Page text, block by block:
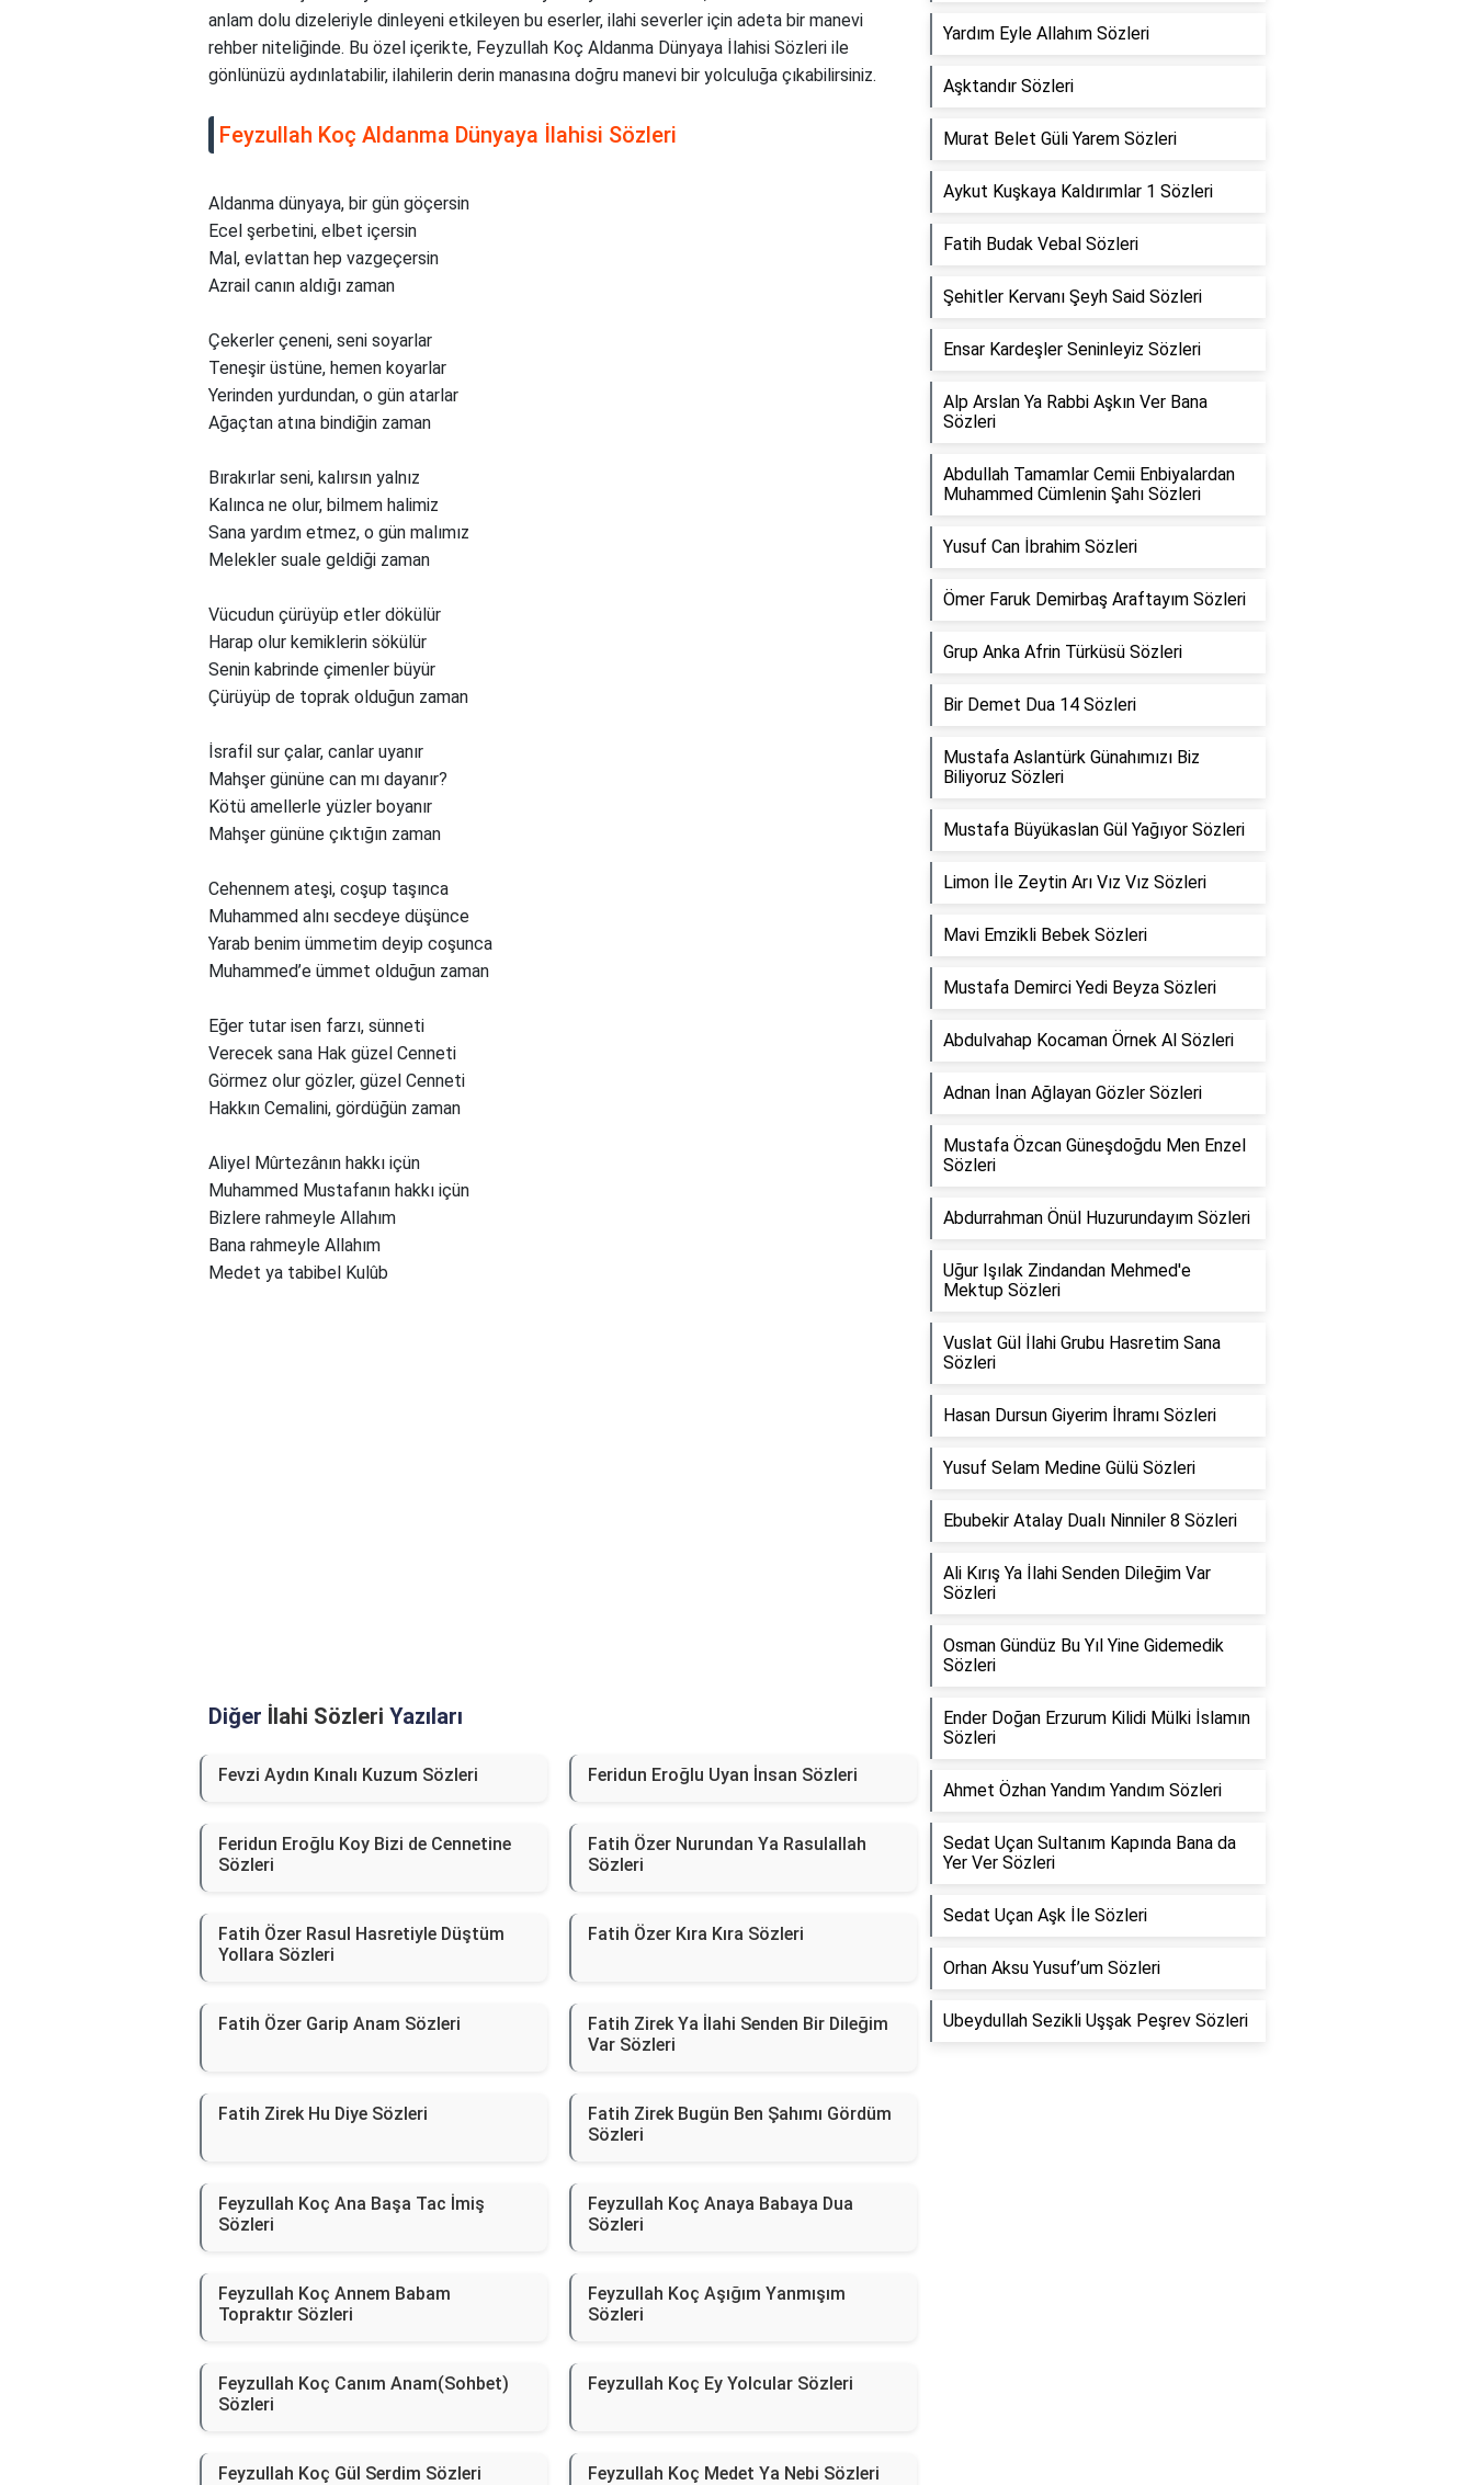
anlam dolu dizeleriyle dinleyeni etkileyen bu eserler, ilahi severler için adeta bir manevi
rehber niteliğinde. Bu özel içerikte, Feyzullah Koç Aldanma Dünyaya İlahisi Sözleri ile
gönlünüzü aydınlatabilir, ilahilerin derin manasına doğru manevi bir yolculuğa çıkabilirsiniz.
Feyzullah Koç Aldanma Dünyaya İlahisi Sözleri
Aldanma dünyaya, bir gün göçersin
Ecel şerbetini, elbet içersin
Mal, evlattan hep vazgeçersin
Azrail canın aldığı zaman
Çekerler çeneni, seni soyarlar
Teneşir üstüne, hemen koyarlar
Yerinden yurdundan, o gün atarlar
Ağaçtan atına bindiğin zaman
Bırakırlar seni, kalırsın yalnız
Kalınca ne olur, bilmem halimiz
Sana yardım etmez, o gün malımız
Melekler suale geldiği zaman
Vücudun çürüyüp etler dökülür
Harap olur kemiklerin sökülür
Senin kabrinde çimenler büyür
Çürüyüp de toprak olduğun zaman
İsrafil sur çalar, canlar uyanır
Mahşer gününe can mı dayanır?
Kötü amellerle yüzler boyanır
Mahşer gününe çıktığın zaman
Cehennem ateşi, coşup taşınca
Muhammed alnı secdeye düşünce
Yarab benim ümmetim deyip coşunca
Muhammed’e ümmet olduğun zaman
Eğer tutar isen farzı, sünneti
Verecek sana Hak güzel Cenneti
Görmez olur gözler, güzel Cenneti
Hakkın Cemalini, gördüğün zaman
Aliyel Mûrtezânın hakkı içün
Muhammed Mustafanın hakkı içün
Bizlere rahmeyle Allahım
Bana rahmeyle Allahım
Medet ya tabibel Kulûb
Diğer İlahi Sözleri Yazıları
Fevzi Aydın Kınalı Kuzum Sözleri Feridun Eroğlu Uyan İnsan Sözleri
Feridun Eroğlu Koy Bizi de Cennetine
Sözleri
Fatih Özer Nurundan Ya Rasulallah
Sözleri
Fatih Özer Rasul Hasretiyle Düştüm
Yollara Sözleri
Fatih Özer Kıra Kıra Sözleri
Fatih Özer Garip Anam Sözleri
Fatih Zirek Ya İlahi Senden Bir Dileğim
Var Sözleri
Fatih Zirek Hu Diye Sözleri
Fatih Zirek Bugün Ben Şahımı Gördüm
Sözleri
Feyzullah Koç Ana Başa Tac İmiş
Sözleri
Feyzullah Koç Anaya Babaya Dua
Sözleri
Feyzullah Koç Annem Babam
Topraktır Sözleri
Feyzullah Koç Aşığım Yanmışım
Sözleri
Feyzullah Koç Canım Anam(Sohbet)
Sözleri
Feyzullah Koç Ey Yolcular Sözleri
Feyzullah Koç Gül Serdim Sözleri Feyzullah Koç Medet Ya Nebi Sözleri
Yardım Eyle Allahım Sözleri
Aşktandır Sözleri
Murat Belet Güli Yarem Sözleri
Aykut Kuşkaya Kaldırımlar 1 Sözleri
Fatih Budak Vebal Sözleri
Şehitler Kervanı Şeyh Said Sözleri
Ensar Kardeşler Seninleyiz Sözleri
Alp Arslan Ya Rabbi Aşkın Ver Bana
Sözleri
Abdullah Tamamlar Cemii Enbiyalardan
Muhammed Cümlenin Şahı Sözleri
Yusuf Can İbrahim Sözleri
Ömer Faruk Demirbaş Araftayım Sözleri
Grup Anka Afrin Türküsü Sözleri
Bir Demet Dua 14 Sözleri
Mustafa Aslantürk Günahımızı Biz
Biliyoruz Sözleri
Mustafa Büyükaslan Gül Yağıyor Sözleri
Limon İle Zeytin Arı Vız Vız Sözleri
Mavi Emzikli Bebek Sözleri
Mustafa Demirci Yedi Beyza Sözleri
Abdulvahap Kocaman Örnek Al Sözleri
Adnan İnan Ağlayan Gözler Sözleri
Mustafa Özcan Güneşdoğdu Men Enzel
Sözleri
Abdurrahman Önül Huzurundayım Sözleri
Uğur Işılak Zindandan Mehmed'e
Mektup Sözleri
Vuslat Gül İlahi Grubu Hasretim Sana
Sözleri
Hasan Dursun Giyerim İhramı Sözleri
Yusuf Selam Medine Gülü Sözleri
Ebubekir Atalay Dualı Ninniler 8 Sözleri
Ali Kırış Ya İlahi Senden Dileğim Var
Sözleri
Osman Gündüz Bu Yıl Yine Gidemedik
Sözleri
Ender Doğan Erzurum Kilidi Mülki İslamın
Sözleri
Ahmet Özhan Yandım Yandım Sözleri
Sedat Uçan Sultanım Kapında Bana da
Yer Ver Sözleri
Sedat Uçan Aşk İle Sözleri
Orhan Aksu Yusuf’um Sözleri
Ubeydullah Sezikli Uşşak Peşrev Sözleri